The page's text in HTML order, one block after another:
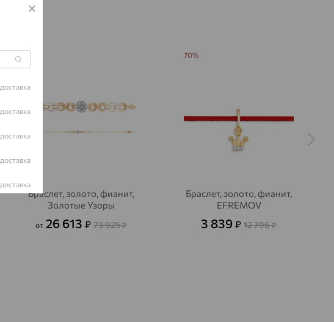
Браслет, золото, фианит,
Золотые Узоры
от 26 613 ₽ 73 925₽
Браслет, золото, фианит,
EFREMOV
3 839 ₽ 12 796₽
70%
доставка
доставка
доставка
доставка
доставка